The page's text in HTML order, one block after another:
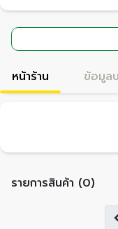
หน้าร้าน ข้อมูล
รายการสินค้า (0)